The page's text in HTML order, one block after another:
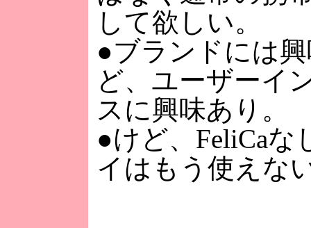
して欲しい。
●ブランドには
ど、ユーザーイ
スに興味あり。
●けど、FeliCaな
イはもう使えな